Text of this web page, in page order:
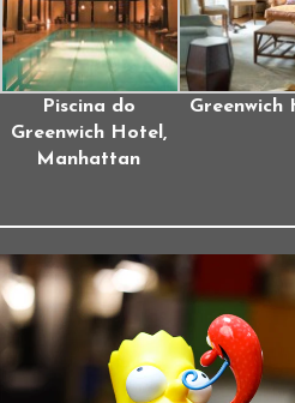
Piscina do
Greenwich Hotel,
Manhattan
Greenwich